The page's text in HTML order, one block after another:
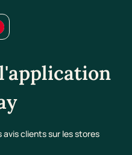
avis clients sur les stores